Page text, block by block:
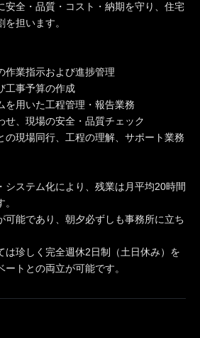
安全・品質・コスト・納期を守り、住宅
担います。
作業指示および進捗管理
工事予算の作成
を用いた工程管理・報告業務
せ、現場の安全・品質チェック
の現場同行、工程の理解、サポート業務
システム化により、残業は月平均20時間
可能であり、朝夕必ずしも事務所に立ち
は珍しく完全週休2日制（土日休み）を
トとの両立が可能です。